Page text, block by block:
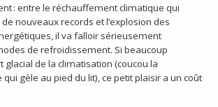
: entre le réchauffement climatique qui
nouveaux records et l’explosion des
il va falloir sérieusement
de refroidissement. Si beaucoup
de la climatisation (coucou la
gèle au pied du lit), ce petit plaisir a un coût